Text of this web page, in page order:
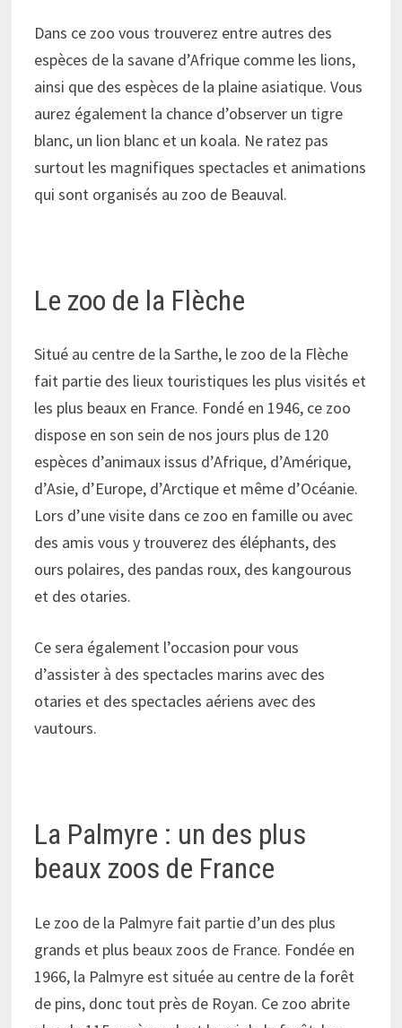
Dans ce zoo vous trouverez entre autres des
espèces de la savane d’Afrique comme les lions,
ainsi que des espèces de la plaine asiatique. Vous
aurez également la chance d’observer un tigre
blanc, un lion blanc et un koala. Ne ratez pas
surtout les magnifiques spectacles et animations
qui sont organisés au zoo de Beauval.
Le zoo de la Flèche
Situé au centre de la Sarthe, le zoo de la Flèche
fait partie des lieux touristiques les plus visités et
les plus beaux en France. Fondé en 1946, ce zoo
dispose en son sein de nos jours plus de 120
espèces d’animaux issus d’Afrique, d’Amérique,
d’Asie, d’Europe, d’Arctique et même d’Océanie.
Lors d’une visite dans ce zoo en famille ou avec
des amis vous y trouverez des éléphants, des
ours polaires, des pandas roux, des kangourous
et des otaries.
Ce sera également l’occasion pour vous
d’assister à des spectacles marins avec des
otaries et des spectacles aériens avec des
vautours.
La Palmyre : un des plus
beaux zoos de France
Le zoo de la Palmyre fait partie d’un des plus
grands et plus beaux zoos de France. Fondée en
1966, la Palmyre est située au centre de la forêt
de pins, donc tout près de Royan. Ce zoo abrite